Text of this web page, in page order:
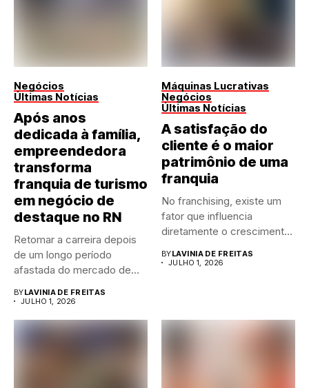
Negócios
Últimas Notícias
Após anos
dedicada à família,
empreendedora
transforma
franquia de turismo
em negócio de
destaque no RN
Retomar a carreira depois
de um longo período
afastada do mercado de...
BYLAVINIA DE FREITAS
JULHO 1, 2026
Máquinas Lucrativas
Negócios
Últimas Notícias
A satisfação do
cliente é o maior
patrimônio de uma
franquia
No franchising, existe um
fator que influencia
diretamente o crescimento
BYLAVINIA DE FREITAS
JULHO 1, 2026